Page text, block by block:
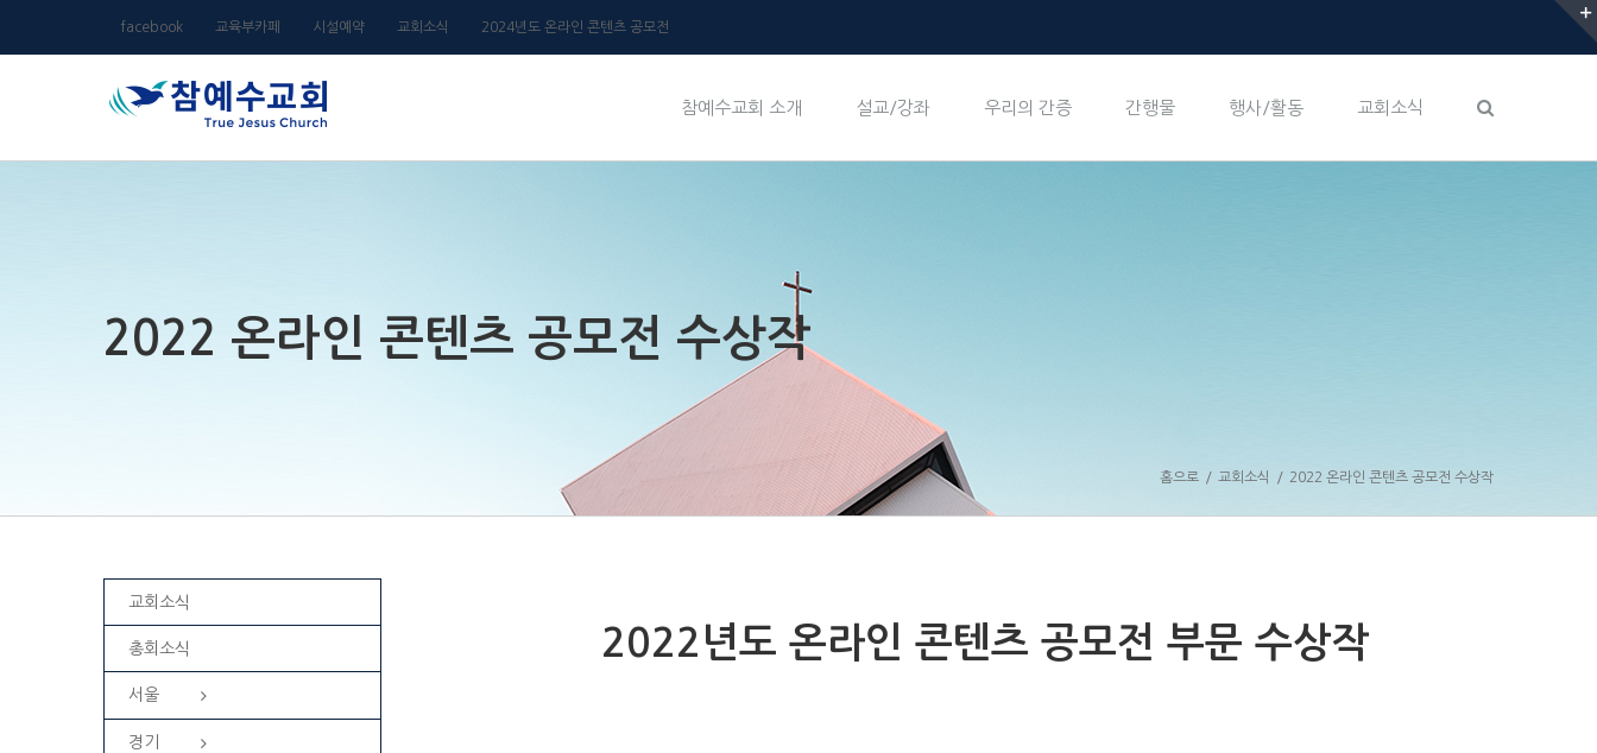
to
facebook 교육부카페 시설예약 교회소식 2024년도 온라인 콘텐츠 공모전
참예수교회 소개 설교/강좌 우리의 간증 간행물 행사/활동 교회소식
2022 온라인 콘텐츠 공모전 수상작
홈으로 / 교회소식 / 2022 온라인 콘텐츠 공모전 수상작
2022년도 온라인 콘텐츠 공모전 부문 수상작
교회소식
총회소식
서울
경기